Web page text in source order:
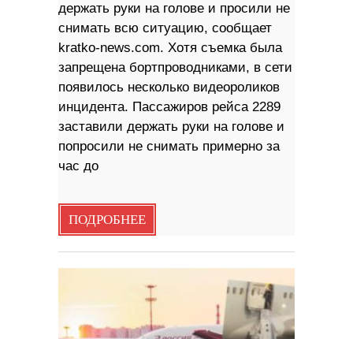
держать руки на голове и просили не
снимать всю ситуацию, сообщает
kratko-news.com. Хотя съемка была
запрещена бортпроводниками, в сети
появилось несколько видеороликов
инцидента. Пассажиров рейса 2289
заставили держать руки на голове и
попросили не снимать примерно за
час до
ПОДРОБНЕЕ